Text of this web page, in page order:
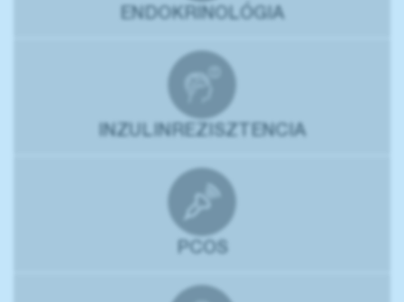
ENDOKRINOLÓGIA
INZULINREZISZTENCIA
PCOS